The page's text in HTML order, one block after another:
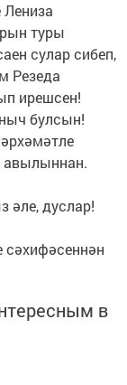
туры
сулар сибеп,
Резеда
ирешсен!
булсын!
авылыннан.
әле, дуслар!
в